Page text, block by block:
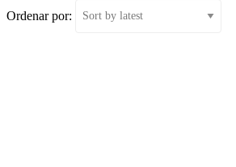
Ordenar por: